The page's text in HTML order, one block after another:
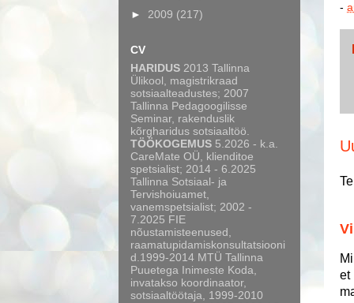
-
et
► 2009 (217)
CV
HARIDUS 2013 Tallinna
Ülikool, magistrikraad
sotsiaalteadustes; 2007
Tallinna Pedagoogilisse
Seminar, rakenduslik
kõrgharidus sotsiaaltöö.
TÖÖKOGEMUS 5.2026 - k.a.
CareMate OÜ, klienditoe
spetsialist; 2014 - 6.2025
Tallinna Sotsiaal- ja
Tervishoiuamet,
vanemspetsialist; 2002 -
7.2025 FIE
nõustamisteenused,
raamatupidamiskonsultatsiooni
d.1999-2014 MTÜ Tallinna
Puuetega Inimeste Koda,
invatakso koordinaator,
sotsiaaltöötaja, 1999-2010